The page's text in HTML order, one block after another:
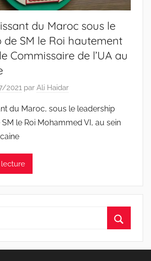
du Maroc sous le
de SM le Roi hautement
Commissaire de l’UA au
2021 par Ali Haidar
du Maroc, sous le leadership
le Roi Mohammed VI, au sein